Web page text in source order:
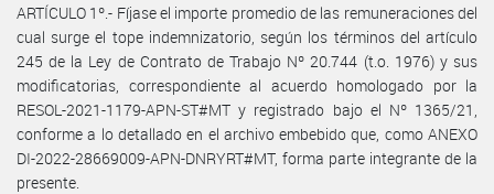
ARTÍCULO 1º.- Fíjase el importe promedio de las remuneraciones del
cual surge el tope indemnizatorio, según los términos del artículo
245 de la Ley de Contrato de Trabajo Nº 20.744 (t.o. 1976) y sus
modificatorias, correspondiente al acuerdo homologado por la
RESOL-2021-1179-APN-ST#MT y registrado bajo el Nº 1365/21,
conforme a lo detallado en el archivo embebido que, como ANEXO
DI-2022-28669009-APN-DNRYRT#MT, forma parte integrante de la
presente.